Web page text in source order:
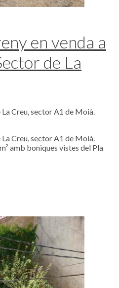
en venda a
de La
Creu, sector A1 de Moià.
Creu, sector A1 de Moià.
amb boniques vistes del Pla